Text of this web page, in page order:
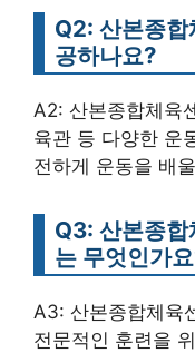
Q2: 산본종합
공하나요?
A2: 산본종합체육
육관 등 다양한 운
전하게 운동을 배
Q3: 산본종합
는 무엇인가
A3: 산본종합체육
전문적인 훈련을